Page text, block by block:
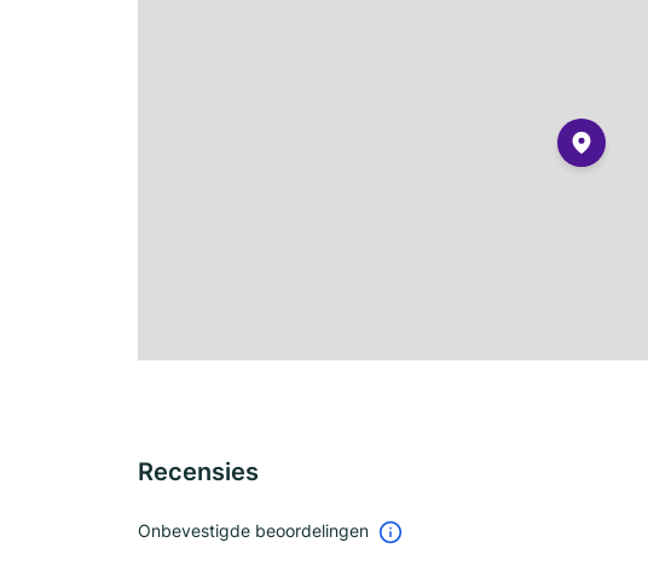
Recensies
Onbevestigde beoordelingen